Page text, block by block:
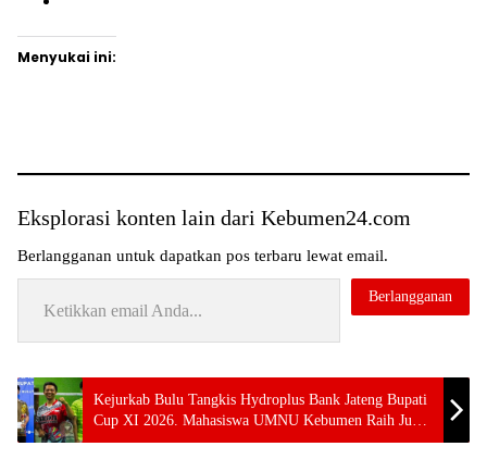
Menyukai ini:
Eksplorasi konten lain dari Kebumen24.com
Berlangganan untuk dapatkan pos terbaru lewat email.
Ketikkan email Anda...
Berlangganan
Tag:
MAN 1
Kebumen
Perkuat
Kejurkab Bulu Tangkis Hydroplus Bank Jateng Bupati
Cup XI 2026. Mahasiswa UMNU Kebumen Raih Juara
1